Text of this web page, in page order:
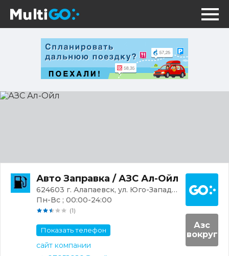
АЗС
Авто Заправка / АЗС Ал-Ойл
624603 г. Алапаевск, ул. Юго-Западная, 5
Пн-Вс ; 00:00-24:00
(1)
Показать телефон
сайт компании
Азс
вокруг